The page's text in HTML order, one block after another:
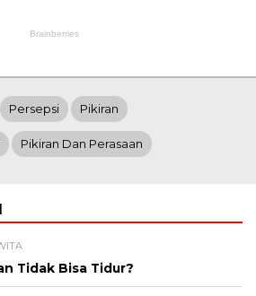
Persepsi Pikiran
Pikiran Dan Perasaan
Tidak Bisa Tidur?